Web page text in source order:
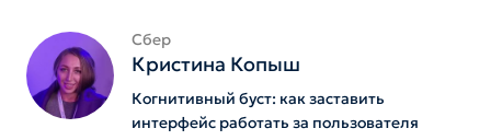
Сбер
Кристина Копыш
Когнитивный буст: как заставить
интерфейс работать за пользователя